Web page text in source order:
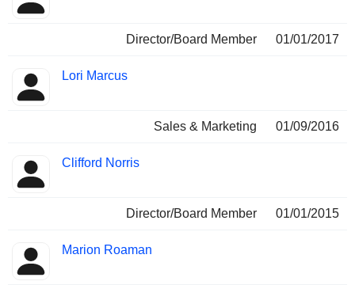
Director/Board Member 01/01/2017
Lori Marcus
Sales & Marketing 01/09/2016
Clifford Norris
Director/Board Member 01/01/2015
Marion Roaman